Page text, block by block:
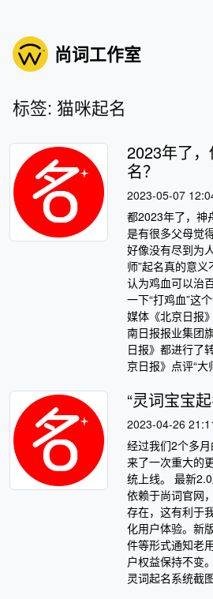
尚词工作室
标签: 猫咪起名
2023年了，
名？
2023-05-07
都2023年了，神
是有很多父母觉
好像没有尽到为
师”起名真的意
认为鸡血可以治
一下“打鸡血”这
媒体《北京日报
南日报报业集团
日报》都进行了
京日报》点评“大
“灵词宝宝
2023-04-26
经过我们2个多
来了一次重大的
统上线。 最新
依赖于尚词官网
存在，这有利于
化用户体验。新
件等形式通知老
户权益保持不变
灵词起名系统截